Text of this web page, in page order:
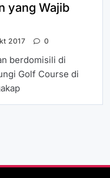
yang Wajib
2017 0
berdomisili di
Golf Course di